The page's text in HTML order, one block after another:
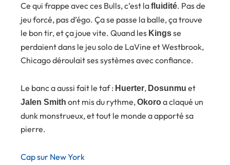
Ce qui frappe avec ces Bulls, c’est lafluidité. Pas de
jeu forcé, pas d’égo. Ça se passe la balle, ça trouve
le bon tir, et ça joue vite. Quand les Kingsse
perdaient dans le jeu solo de LaVine et Westbrook,
Chicago déroulait ses systèmes avec confiance.
Le banc a aussi fait le taf : Huerter, Dosunmu et
Jalen Smith ont mis du rythme,Okoroa claqué un
dunk monstrueux, et tout le monde a apporté sa
pierre.
Cap sur New York